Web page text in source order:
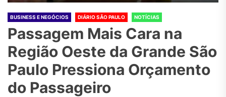
BUSINESS E NEGÓCIOS DIÁRIO SÃO PAULO NOTÍCIAS
Passagem Mais Cara na
Região Oeste da Grande São
Paulo Pressiona Orçamento
do Passageiro